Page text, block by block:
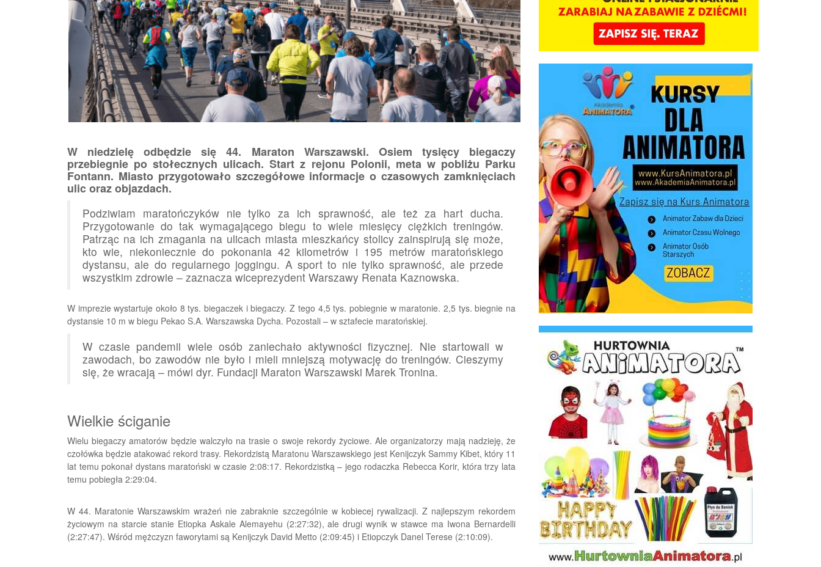
W niedzielę odbędzie się 44. Maraton Warszawski. Osiem tysięcy biegaczy
przebiegnie po stołecznych ulicach. Start z rejonu Polonii, meta w pobliżu Parku
Fontann. Miasto przygotowało szczegółowe informacje o czasowych zamknięciach
ulic oraz objazdach.
Podziwiam maratończyków nie tylko za ich sprawność, ale też za hart ducha.
Przygotowanie do tak wymagającego biegu to wiele miesięcy ciężkich treningów.
Patrząc na ich zmagania na ulicach miasta mieszkańcy stolicy zainspirują się może,
kto wie, niekoniecznie do pokonania 42 kilometrów i 195 metrów maratońskiego
dystansu, ale do regularnego joggingu. A sport to nie tylko sprawność, ale przede
wszystkim zdrowie – zaznacza wiceprezydent Warszawy Renata Kaznowska.
W imprezie wystartuje około 8 tys. biegaczek i biegaczy. Z tego 4,5 tys. pobiegnie w maratonie. 2,5 tys. biegnie na
dystansie 10 m w biegu Pekao S.A. Warszawska Dycha. Pozostali – w sztafecie maratońskiej.
W czasie pandemii wiele osób zaniechało aktywności fizycznej. Nie startowali w
zawodach, bo zawodów nie było i mieli mniejszą motywację do treningów. Cieszymy
się, że wracają – mówi dyr. Fundacji Maraton Warszawski Marek Tronina.
Wielkie ściganie
Wielu biegaczy amatorów będzie walczyło na trasie o swoje rekordy życiowe. Ale organizatorzy mają nadzieję, że
czołówka będzie atakować rekord trasy. Rekordzistą Maratonu Warszawskiego jest Kenijczyk Sammy Kibet, który 11
lat temu pokonał dystans maratoński w czasie 2:08:17. Rekordzistką – jego rodaczka Rebecca Korir, która trzy lata
temu pobiegła 2:29:04.
W 44. Maratonie Warszawskim wrażeń nie zabraknie szczególnie w kobiecej rywalizacji. Z najlepszym rekordem
życiowym na starcie stanie Etiopka Askale Alemayehu (2:27:32), ale drugi wynik w stawce ma Iwona Bernardelli
(2:27:47). Wśród mężczyzn faworytami są Kenijczyk David Metto (2:09:45) i Etiopczyk Danel Terese (2:10:09).